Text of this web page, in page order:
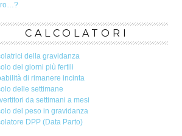
CALCOLATORI
della gravidanza
dei giorni più fertili
di rimanere incinta
delle settimane
da settimani a mesi
del peso in gravidanza
DPP (Data Parto)